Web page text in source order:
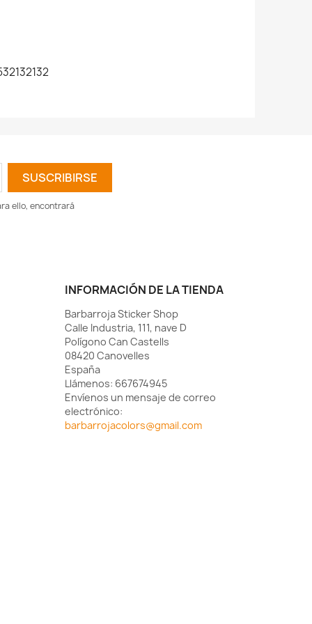
ello, encontrará
INFORMACIÓN DE LA TIENDA
Barbarroja Sticker Shop
Calle Industria, 111, nave D
Polígono Can Castells
08420 Canovelles
España
Llámenos: 667674945
Envíenos un mensaje de correo
electrónico:
barbarrojacolors@gmail.com